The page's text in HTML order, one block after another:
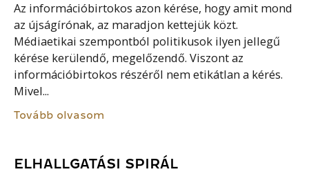
Az információbirtokos azon kérése, hogy amit mond
az újságírónak, az maradjon kettejük közt.
Médiaetikai szempontból politikusok ilyen jellegű
kérése kerülendő, megelőzendő. Viszont az
információbirtokos részéről nem etikátlan a kérés.
Mivel...
Tovább olvasom
ELHALLGATÁSI SPIRÁL